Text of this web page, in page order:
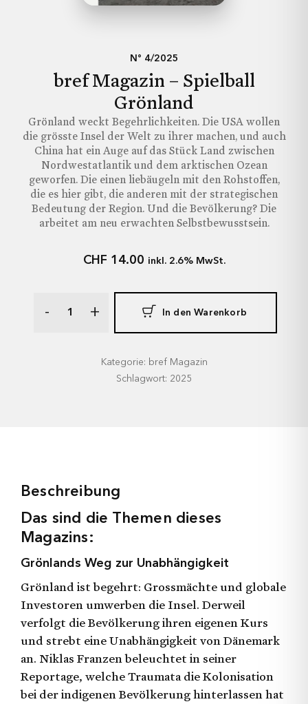
N° 4/2025
bref Magazin – Spielball
Grönland
Grönland weckt Begehrlichkeiten. Die USA wollen
die grösste Insel der Welt zu ihrer machen, und auch
China hat ein Auge auf das Stück Land zwischen
Nordwestatlantik und dem arktischen Ozean
geworfen. Die einen liebäugeln mit den Rohstoffen,
die es hier gibt, die anderen mit der strategischen
Bedeutung der Region. Und die Bevölkerung? Die
arbeitet am neu erwachten Selbstbewusstsein.
CHF 14.00 inkl. 2.6% MwSt.
- + In den Warenkorb
Kategorie: bref Magazin
Schlagwort: 2025
Beschreibung
Das sind die Themen dieses
Magazins:
Grönlands Weg zur Unabhängigkeit
Grönland ist begehrt: Grossmächte und globale
Investoren umwerben die Insel. Derweil
verfolgt die Bevölkerung ihren eigenen Kurs
und strebt eine Unabhängigkeit von Dänemark
an. Niklas Franzen beleuchtet in seiner
Reportage, welche Traumata die Kolonisation
bei der indigenen Bevölkerung hinterlassen hat
Ich möchte keine Angabe machen.
Jetzt Senden
Hiermit gebe ich brefmagazin.ch die Erlaubnis,
meine Daten aus diesem Formular zu nutzen.
Jetzt abonnieren